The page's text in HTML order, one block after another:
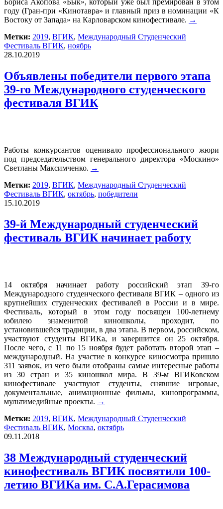
Бориса Акопова «Бык», который уже был премирован в этом
году (Гран-при «Кинотавра» и главный приз в номинации «К
Востоку от Запада» на Карловарском кинофестивале. →
Метки: 2019, ВГИК, Международный Студенческий
Фестиваль ВГИК, ноябрь
28.10.2019
Объявлены победители первого этапа
39-го Международного студенческого
фестиваля ВГИК
Работы конкурсантов оценивало профессионального жюри
под председательством генерального директора «Москино»
Светланы Максимченко. →
Метки: 2019, ВГИК, Международный Студенческий
Фестиваль ВГИК, октябрь, победители
15.10.2019
39-й Международный студенческий
фестиваль ВГИК начинает работу
14 октября начинает работу российский этап 39-го
Международного студенческого фестиваля ВГИК – одного из
крупнейших студенческих фестивалей в России и в мире.
Фестиваль, который в этом году посвящен 100-летнему
юбилею знаменитой киношколы, проходит, по
установившейся традиции, в два этапа. В первом, российском,
участвуют студенты ВГИКа, и завершится он 25 октября.
После чего, с 11 по 15 ноября будет работать второй этап –
международный. На участие в конкурсе киносмотра пришло
311 заявок, из чего были отобраны самые интересные работы
из 30 стран и 35 киношкол мира. В 39-м ВГИКовском
кинофестивале участвуют студенты, снявшие игровые,
документальные, анимационные фильмы, кинопрограммы,
мультимедийные проекты. →
Метки: 2019, ВГИК, Международный Студенческий
Фестиваль ВГИК, Москва, октябрь
09.11.2018
38 Международный студенческий
кинофестиваль ВГИК посвятили 100-
летию ВГИКа им. С.А.Герасимова